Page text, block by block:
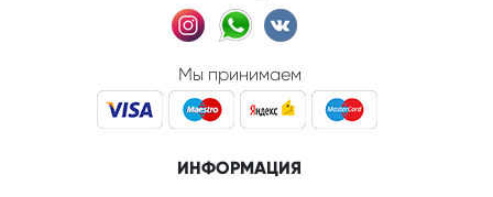
Мы принимаем
ИНФОРМАЦИЯ